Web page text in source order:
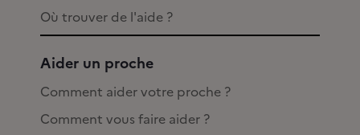
Où trouver de l'aide ?
Aider un proche
Comment aider votre proche ?
Comment vous faire aider ?